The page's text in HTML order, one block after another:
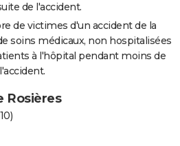
de l'accident.
de victimes d'un accident de la
soins médicaux, non hospitalisées
à l'hôpital pendant moins de
Rosières